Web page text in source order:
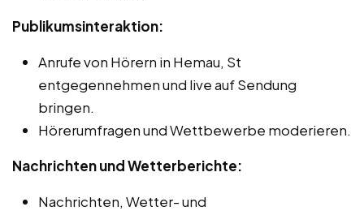
Publikumsinteraktion:
Anrufe von Hörern in Hemau, St
entgegennehmen und live auf Sendung
bringen.
Hörerumfragen und Wettbewerbe moderieren.
Nachrichten und Wetterberichte:
Nachrichten, Wetter- und